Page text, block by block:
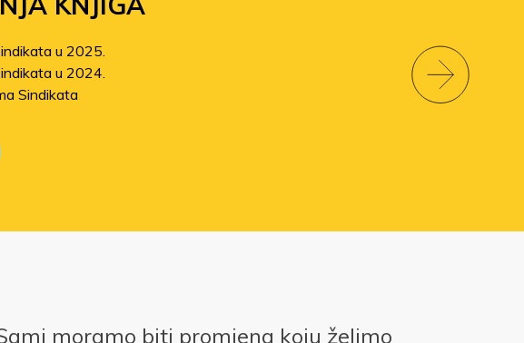
u 2025.
u 2024.
Sindikata
moramo biti promjena koju želimo